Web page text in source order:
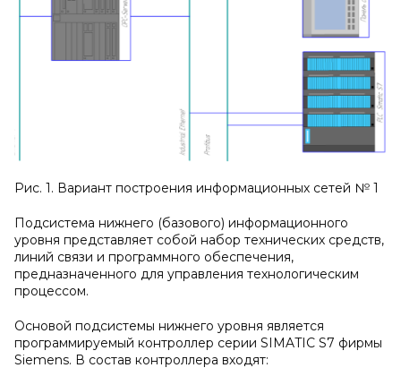
Рис. 1. Вариант построения информационных сетей № 1
Подсистема нижнего (базового) информационного
уровня представляет собой набор технических средств,
линий связи и программного обеспечения,
предназначенного для управления технологическим
процессом.
Основой подсистемы нижнего уровня является
программируемый контроллер серии SIMATIC S7 фирмы
Siemens. В состав контроллера входят: